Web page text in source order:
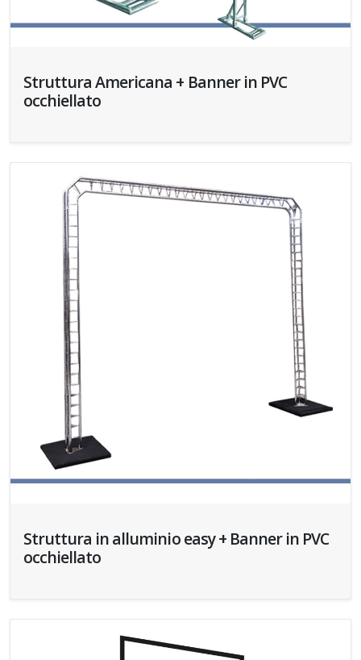
Struttura Americana + Banner in PVC
occhiellato
Struttura in alluminio easy + Banner in PVC
occhiellato